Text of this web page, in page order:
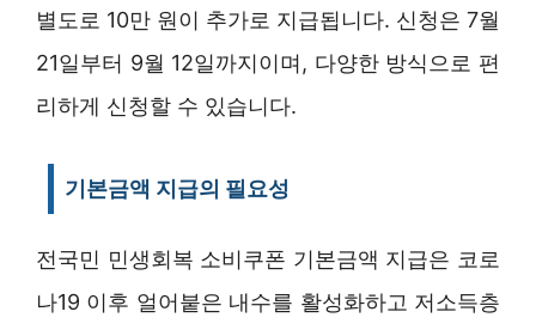
별도로 10만 원이 추가로 지급됩니다. 신청은 7월
21일부터 9월 12일까지이며, 다양한 방식으로 편
리하게 신청할 수 있습니다.
기본금액 지급의 필요성
전국민 민생회복 소비쿠폰 기본금액 지급은 코로
나19 이후 얼어붙은 내수를 활성화하고 저소득층